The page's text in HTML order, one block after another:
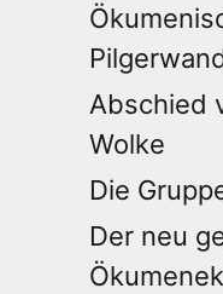
Abschied
Wolke
Die
Der neu